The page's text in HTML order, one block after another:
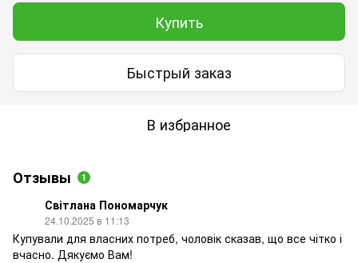
Купить
Быстрый заказ
В избранное
Отзывы 1
Світлана Пономарчук
24.10.2025 в 11:13
Купували для власних потреб, чоловік сказав, що все чітко і
вчасно. Дякуємо Вам!